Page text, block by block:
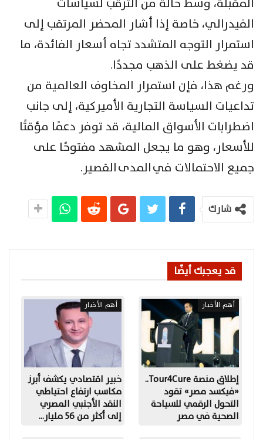
الفيدرالي، خاصة إذا أشار المحضر المرتقب إلى
استمرار التوجه المتشدد تجاه أسعار الفائدة، ما
قد يضغط على الذهب مجددًا.
ورغم هذا، فإن استمرار المخاوف العالمية من
تداعيات السياسة التجارية الأميركية، إلى جانب
اضطرابات الأسواق المالية، قد توفر دعمًا مؤقتًا
للأسعار، وهو ما يجعل المشهد مفتوحًا على
جميع الاحتمالات في المدى القصير.
شارك
قد يعجبك أيضًا
أهم الأخبار
إطلاق منصة Tour4Cure..
«فيكسد مصر» تقود
التحول الرقمي للسياحة
الصحية في مصر
أهم الأخبار
خبير اقتصادي يكشف أبرز
مكاسب ارتفاع احتياطي
النقد الأجنبي المصري
إلى أكثر من 56 مليار…